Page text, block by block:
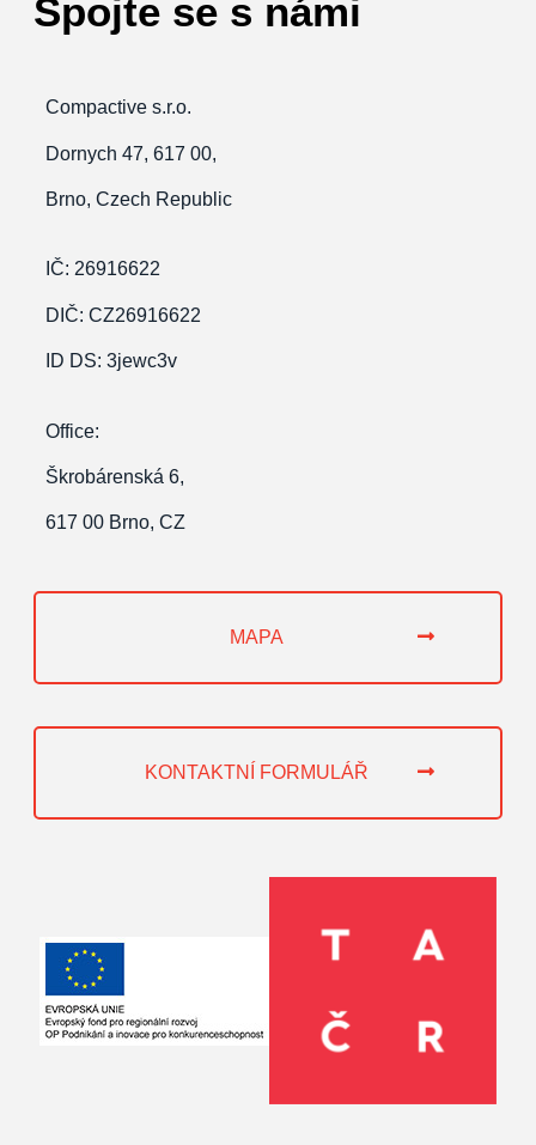
Spojte se s námi
Compactive s.r.o.
Dornych 47, 617 00,
Brno, Czech Republic
IČ: 26916622
DIČ: CZ26916622
ID DS: 3jewc3v
Office:
Škrobárenská 6,
617 00 Brno, CZ
MAPA
KONTAKTNÍ FORMULÁŘ